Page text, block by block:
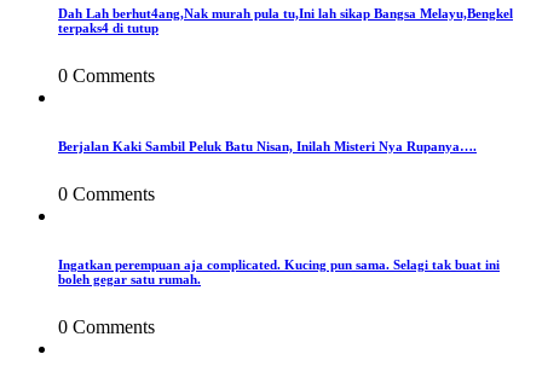
Dah Lah berhut4ang,Nak murah pula tu,Ini lah sikap Bangsa Melayu,Bengkel
terpaks4 di tutup
0 Comments
Berjalan Kaki Sambil Peluk Batu Nisan, Inilah Misteri Nya Rupanya….
0 Comments
Ingatkan perempuan aja complicated. Kucing pun sama. Selagi tak buat ini
boleh gegar satu rumah.
0 Comments